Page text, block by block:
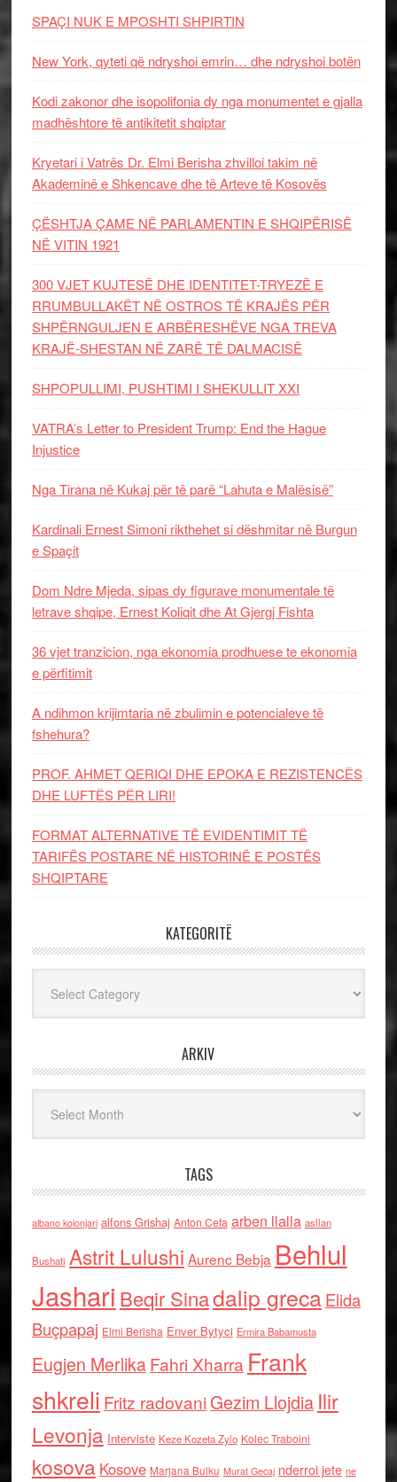
SPAÇI NUK E MPOSHTI SHPIRTIN
New York, qyteti që ndryshoi emrin… dhe ndryshoi botën
Kodi zakonor dhe isopolifonia dy nga monumentet e gjalla
madhështore të antikitetit shqiptar
Kryetari i Vatrës Dr. Elmi Berisha zhvilloi takim në
Akademinë e Shkencave dhe të Arteve të Kosovës
ÇËSHTJA ÇAME NË PARLAMENTIN E SHQIPËRISË
NË VITIN 1921
300 VJET KUJTESË DHE IDENTITET-TRYEZË E
RRUMBULLAKËT NË OSTROS TË KRAJËS PËR
SHPËRNGULJEN E ARBËRESHËVE NGA TREVA
KRAJË-SHESTAN NË ZARË TË DALMACISË
SHPOPULLIMI, PUSHTIMI I SHEKULLIT XXI
VATRA’s Letter to President Trump: End the Hague
Injustice
Nga Tirana në Kukaj për të parë “Lahuta e Malësisë”
Kardinali Ernest Simoni rikthehet si dëshmitar në Burgun
e Spaçit
Dom Ndre Mjeda, sipas dy figurave monumentale të
letrave shqipe, Ernest Koliqit dhe At Gjergj Fishta
36 vjet tranzicion, nga ekonomia prodhuese te ekonomia
e përfitimit
A ndihmon krijimtaria në zbulimin e potencialeve të
fshehura?
PROF. AHMET QERIQI DHE EPOKA E REZISTENCЁS
DHE LUFTЁS PЁR LIRI!
FORMAT ALTERNATIVE TË EVIDENTIMIT TË
TARIFËS POSTARE NË HISTORINË E POSTËS
SHQIPTARE
KATEGORITË
ARKIV
TAGS
albano kolonjari alfons Grishaj Anton Cefa arben llalla asllan
Bushati Astrit Lulushi Aurenc Bebja Behlul
Jashari Beqir Sinadalip grecaElida
Buçpapaj Elmi Berisha Enver Bytyci Ermira Babamusta
Eugjen MerlikaFahri Xharra Frank
shkreli Fritz radovaniGezim Llojdia Ilir
Levonja Interviste Keze Kozeta Zylo Kolec Traboini
kosova Kosove Marjana Bulku Murat Gecaj nderroi jete ne